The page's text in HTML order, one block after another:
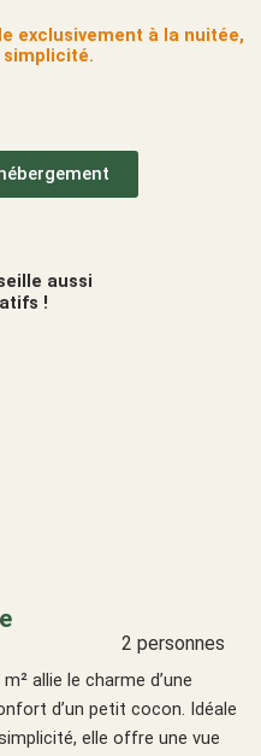
exclusivement à la nuitée,
simplicité.
aussi
!
2 personnes
allie le charme d’une
d’un petit cocon. Idéale
elle offre une vue